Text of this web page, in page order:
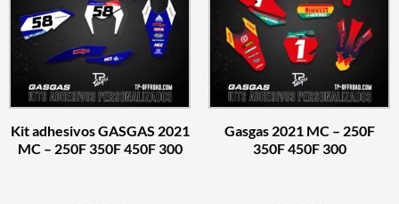
Kit adhesivos GASGAS 2021
MC – 250F 350F 450F 300
Gasgas 2021 MC – 250F
350F 450F 300